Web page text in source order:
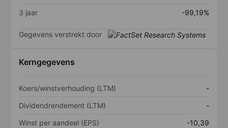
3 jaar
-99,19%
Gegevens verstrekt door
Kerngegevens
Koers/winstverhouding (LTM)
-
Dividendrendement (LTM)
-
Winst per aandeel (EPS)
-10,39